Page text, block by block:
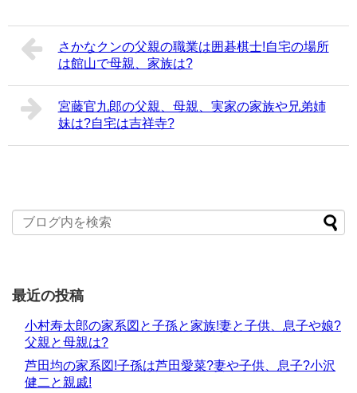
さかなクンの父親の職業は囲碁棋士!自宅の場所
は館山で母親、家族は?
宮藤官九郎の父親、母親、実家の家族や兄弟姉
妹は?自宅は吉祥寺?
最近の投稿
小村寿太郎の家系図と子孫と家族!妻と子供、息子や娘?
父親と母親は?
芦田均の家系図!子孫は芦田愛菜?妻や子供、息子?小沢
健二と親戚!